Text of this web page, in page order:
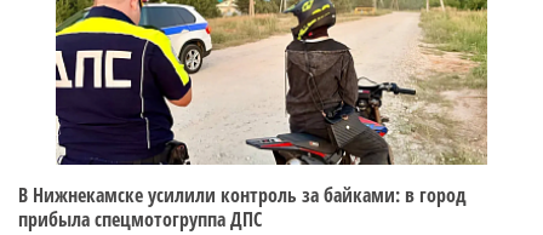
В Нижнекамске усилили контроль за байками: в город
прибыла спецмотогруппа ДПС